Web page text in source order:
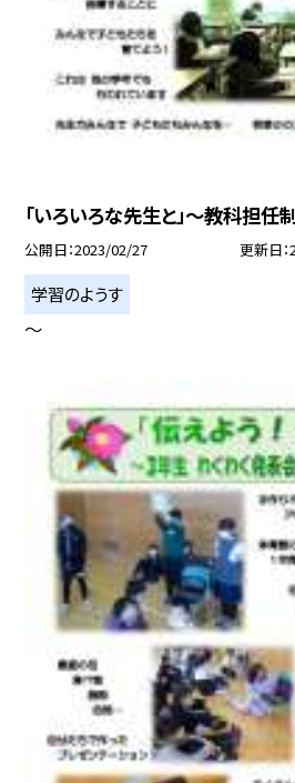
「いろいろな先生と」〜教科担任
公開日 2023/02/27 更新日
学習のようす
〜